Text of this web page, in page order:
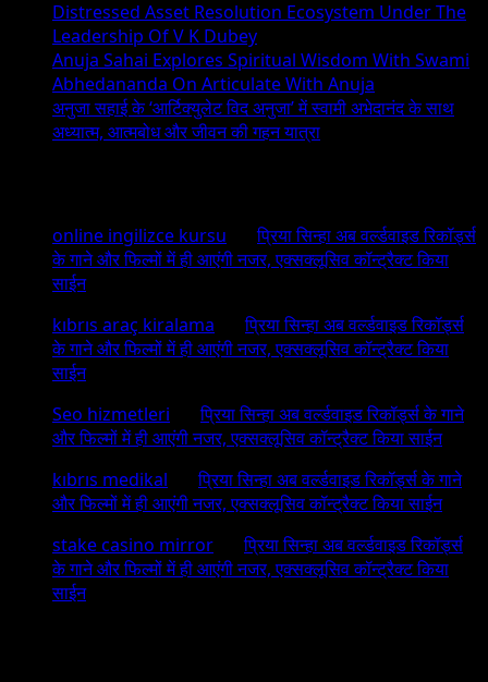
Distressed Asset Resolution Ecosystem Under The
Leadership Of V K Dubey
Anuja Sahai Explores Spiritual Wisdom With Swami
Abhedananda On Articulate With Anuja
अनुजा सहाई के ‘आर्टिक्युलेट विद अनुजा’ में स्वामी अभेदानंद के साथ
अध्यात्म, आत्मबोध और जीवन की गहन यात्रा
online ingilizce kursu onप्रिया सिन्हा अब वर्ल्डवाइड रिकॉर्ड्स
के गाने और फिल्मों में ही आएंगी नजर, एक्सक्लूसिव कॉन्ट्रैक्ट किया
साईन
kıbrıs araç kiralama onप्रिया सिन्हा अब वर्ल्डवाइड रिकॉर्ड्स
के गाने और फिल्मों में ही आएंगी नजर, एक्सक्लूसिव कॉन्ट्रैक्ट किया
साईन
Seo hizmetleri onप्रिया सिन्हा अब वर्ल्डवाइड रिकॉर्ड्स के गाने
और फिल्मों में ही आएंगी नजर, एक्सक्लूसिव कॉन्ट्रैक्ट किया साईन
kıbrıs medikal onप्रिया सिन्हा अब वर्ल्डवाइड रिकॉर्ड्स के गाने
और फिल्मों में ही आएंगी नजर, एक्सक्लूसिव कॉन्ट्रैक्ट किया साईन
stake casino mirror onप्रिया सिन्हा अब वर्ल्डवाइड रिकॉर्ड्स
के गाने और फिल्मों में ही आएंगी नजर, एक्सक्लूसिव कॉन्ट्रैक्ट किया
साईन